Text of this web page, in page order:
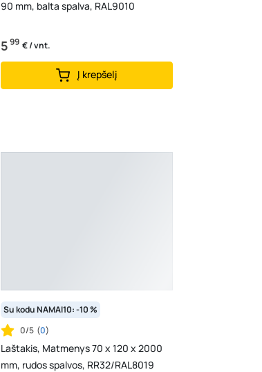
90 mm, balta spalva, RAL9010
599 € / vnt.
Į krepšelį
Su kodu NAMAI10: -10 %
0/5 (0)
Laštakis, Matmenys 70 x 120 x 2000
mm, rudos spalvos, RR32/RAL8019